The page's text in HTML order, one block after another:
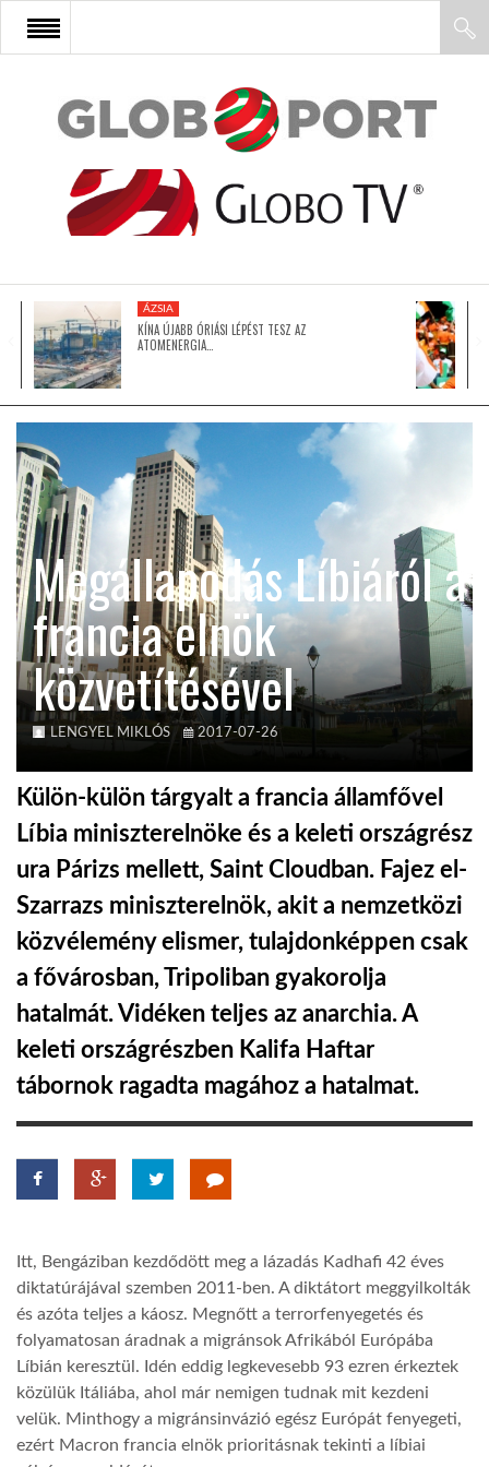
FŐOLDAL
AFRIKA
ÁZSIA
LATIN-AMERIKA
KÖZEL-KELET
AUSZTRÁLIA
A VILÁG ITTHON
HÍR3D
TROPICALMAGAZIN
GLOBOTV
AFRIKA TUDÁSTÁR
GLOBOZSARU
DOBRAVERO.HU
ÁZSIA
KÍNA ÚJABB ÓRIÁSI LÉPÉST TESZ AZ
ATOMENERGIA…
Megállapodás Líbiáról a
francia elnök
közvetítésével
LENGYEL MIKLÓS 2017-07-26
Külön-külön tárgyalt a francia államfővel
Líbia miniszterelnöke és a keleti országrész
ura Párizs mellett, Saint Cloudban. Fajez el-
Szarrazs miniszterelnök, akit a nemzetközi
közvélemény elismer, tulajdonképpen csak
a fővárosban, Tripoliban gyakorolja
hatalmát. Vidéken teljes az anarchia. A
keleti országrészben Kalifa Haftar
tábornok ragadta magához a hatalmat.
Itt, Bengáziban kezdődött meg a lázadás Kadhafi 42 éves
diktatúrájával szemben 2011-ben. A diktátort meggyilkolták
és azóta teljes a káosz. Megnőtt a terrorfenyegetés és
folyamatosan áradnak a migránsok Afrikából Európába
Líbián keresztül. Idén eddig legkevesebb 93 ezren érkeztek
közülük Itáliába, ahol már nemigen tudnak mit kezdeni
velük. Minthogy a migránsinvázió egész Európát fenyegeti,
ezért Macron francia elnök prioritásnak tekinti a líbiai